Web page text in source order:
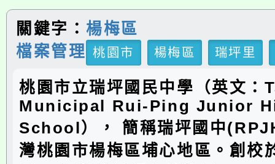
關鍵字： 楊梅區
檔案管理
桃園市 楊梅區 瑞坪里
桃園市立瑞坪國民中學（英文：
Municipal Rui-Ping Junior
School）， 簡稱瑞坪國中
灣桃園市楊梅區埔心地區。創校